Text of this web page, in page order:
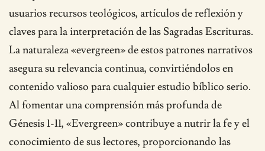
usuarios recursos teológicos, artículos de reflexión y
claves para la interpretación de las Sagradas Escrituras.
La naturaleza «evergreen» de estos patrones narrativos
asegura su relevancia continua, convirtiéndolos en
contenido valioso para cualquier estudio bíblico serio.
Al fomentar una comprensión más profunda de
Génesis 1-11, «Evergreen» contribuye a nutrir la fe y el
conocimiento de sus lectores, proporcionando las